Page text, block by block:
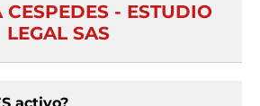
CESPEDES - ESTUDIO
LEGAL SAS